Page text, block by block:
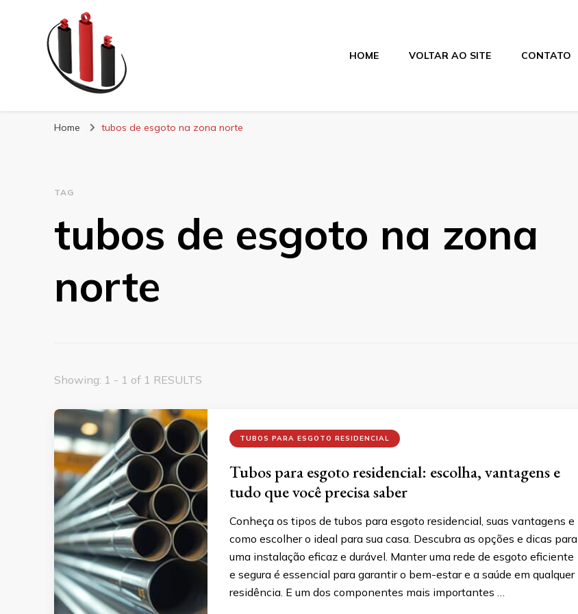
Blog Soe Laminados
HOME VOLTAR AO SITE CONTATO
Home tubos de esgoto na zona norte
TAG
tubos de esgoto na zona
norte
Showing: 1 - 1 of 1 RESULTS
TUBOS PARA ESGOTO RESIDENCIAL
Tubos para esgoto residencial: escolha, vantagens e
tudo que você precisa saber
Conheça os tipos de tubos para esgoto residencial, suas vantagens e
como escolher o ideal para sua casa. Descubra as opções e dicas para
uma instalação eficaz e durável. Manter uma rede de esgoto eficiente
e segura é essencial para garantir o bem-estar e a saúde em qualquer
residência. E um dos componentes mais importantes …